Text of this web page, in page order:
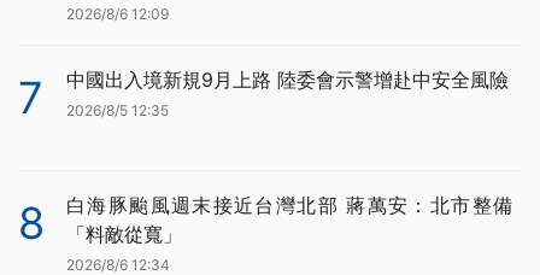
2026/8/6 12:09
7 中國出入境新規9月上路 陸委會示警增赴中安全風險
2026/8/5 12:35
8
白海豚颱風週末接近台灣北部 蔣萬安：北市整備
「料敵從寬」
2026/8/6 12:34